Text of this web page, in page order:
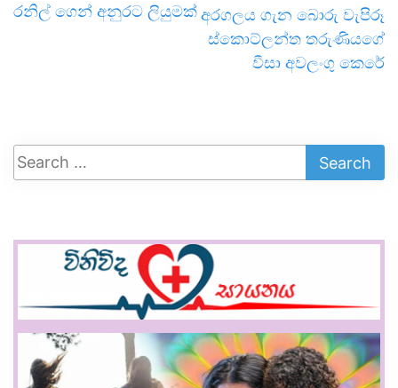
රනිල් ගෙන් අනුරට ලියුමක්අරගලය ගැන බොරු වැපිරූ
ස්කොට්ලන්ත තරුණියගේ
වීසා අවලංගු කෙරේ